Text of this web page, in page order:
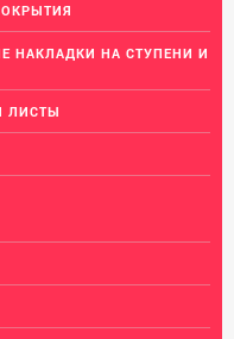
НАКЛАДКИ НА СТУПЕНИ И
ЛИСТЫ